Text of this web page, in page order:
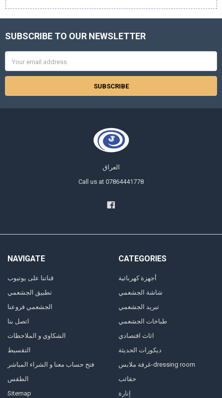
Footer
SUBSCRIBE TO OUR NEWSLETTER
Address
العراق
Call us at 07864441778
NAVIGATE
قناتنا على يوتيوب
تطبيق الجشعمي
الجشعمي فروعنا
اتصل بنا
الشكاوي و الملاحظات
التقسيط
فتح حساب معنا و الشراء المباشر
الطقس
Sitemap
CATEGORIES
أجهزة كهربائية
شاشة الجشعمي
تبريد الجشعمي
طباخات الجشعمي
اثاث اقتصادي
ديكورات الحديثة
غرفة ملابس-dressing room
حقائب
إنارة